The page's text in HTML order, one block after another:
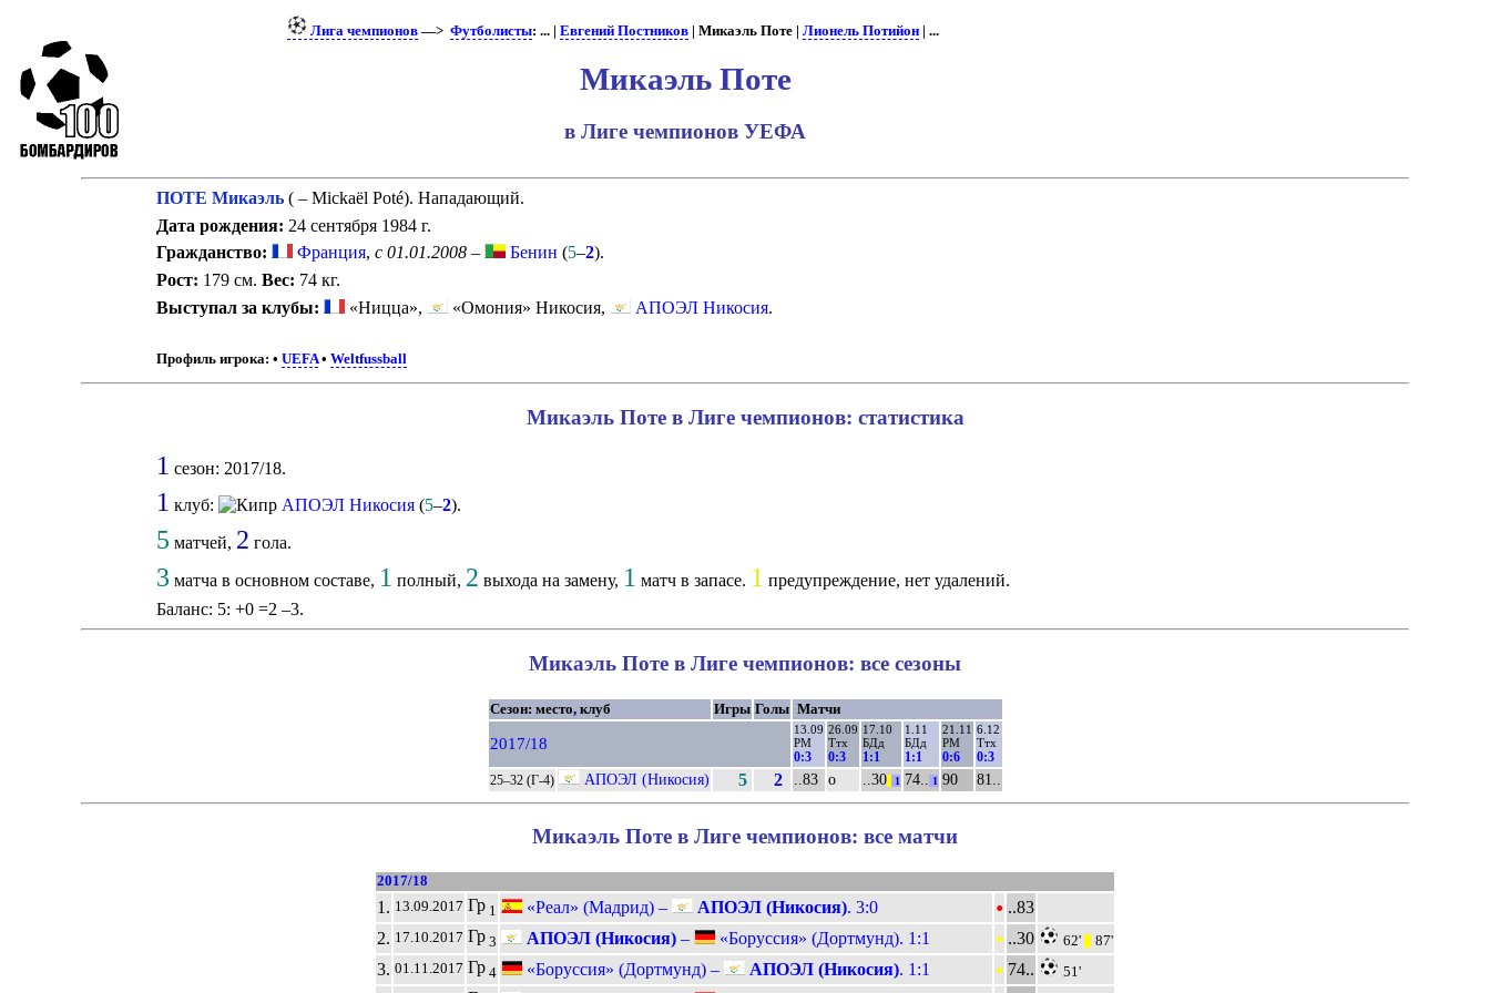
Лига чемпионов—> Футболисты: ... | Евгений Постников| Микаэль Поте | Лионель Потийон| ...
Микаэль Поте
в Лиге чемпионов УЕФА
ПОТЕ Микаэль( – Mickaël Poté). Нападающий.
Дата рождения: 24 сентября 1984 г.
Гражданство:
Франция, с 01.01.2008– Бенин (5–2).
Рост: 179 см. Вес: 74 кг.
Выступал за клубы:
«Ницца», «Омония» Никосия, АПОЭЛ Никосия.
Профиль игрока: • UEFA• Weltfussball
Микаэль Поте в Лиге чемпионов: статистика
1 сезон: 2017/18.
1 клуб: АПОЭЛ Никосия(5–2).
5 матчей, 2 гола.
3 матча в основном составе, 1 полный, 2 выхода на замену, 1 матч в запасе. 1 предупреждение, нет удалений.
Баланс: 5: +0 =2 –3.
Микаэль Поте в Лиге чемпионов: все сезоны
Сезон: место, клуб Игры Голы Матчи
2017/18
13.09
РМ
0:3
26.09
Ттх
0:3
17.10
БДд
1:1
1.11
БДд
1:1
21.11
РМ
0:6
6.12
Ттх
0:3
25–32 (Г-4) АПОЭЛ (Никосия) 5 2 ..83 о ..30|| 1 74.. 1 90 81..
Микаэль Поте в Лиге чемпионов: все матчи
2017/18
1. 13.09.2017 Гр 1 «Реал» (Мадрид) – АПОЭЛ (Никосия). 3:0 • ..83
2. 17.10.2017 Гр 3 АПОЭЛ (Никосия) – «Боруссия» (Дортмунд). 1:1 • ..30 62' 87'
3. 01.11.2017 Гр 4 «Боруссия» (Дортмунд) – АПОЭЛ (Никосия). 1:1 • 74.. 51'